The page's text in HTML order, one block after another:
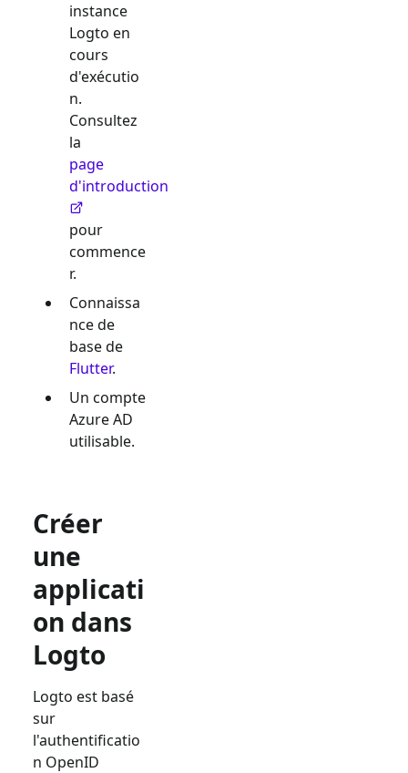
instance
Logto en
cours
d'exécutio
n.
Consultez
la
page
d'introduction
pour
commence
r.
Connaissa
nce de
base de
Flutter.
Un compte
Azure AD
utilisable.
Créer
une
applicati
on dans
Logto
Logto est basé
sur
l'authentificatio
n OpenID